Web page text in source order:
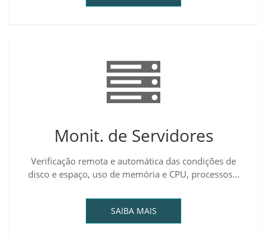
Monit. de Servidores
Verificação remota e automática das condições de
disco e espaço, uso de memória e CPU, processos...
SAIBA MAIS